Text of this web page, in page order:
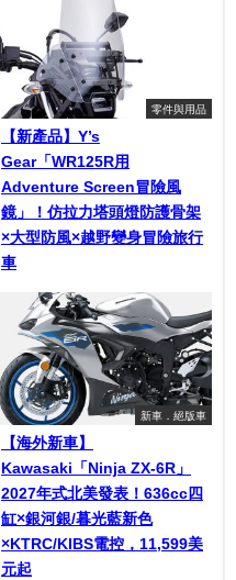
零件與用品
【新產品】Y’s
Gear「WR125R用
Adventure Screen冒險風
鏡」！仿拉力塔頭燈防護骨架
×大型防風×越野變身冒險旅行
車
新車．絕版車
【海外新車】
Kawasaki「Ninja ZX-6R」
2027年式北美發表！636cc四
缸×銀河銀/暮光藍新色
×KTRC/KIBS電控，11,599美
元起